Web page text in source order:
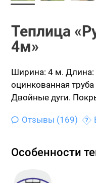
Теплица
4м»
Ширина: 4 м. Длина:
оцинкованная труба
Двойные дуги.
Отзывы (169)
Особенности